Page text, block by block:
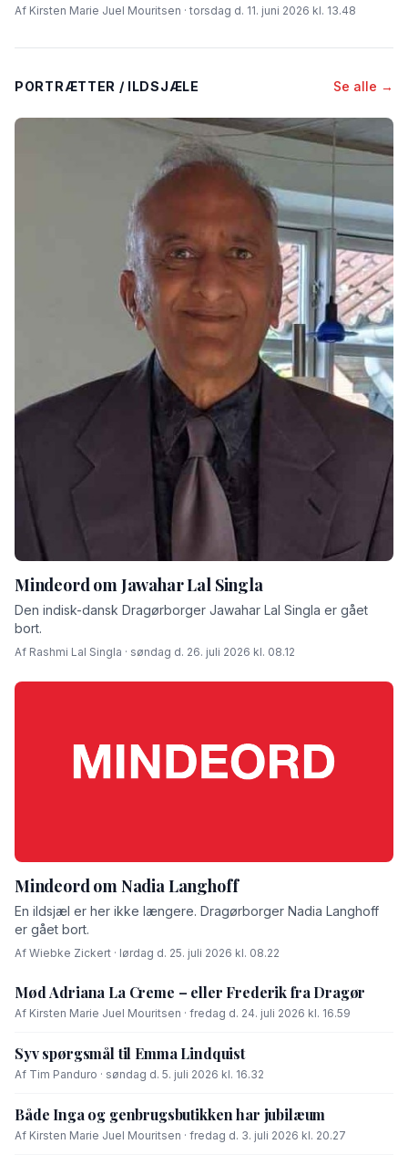
Af Kirsten Marie Juel Mouritsen · torsdag d. 11. juni 2026 kl. 13.48
PORTRÆTTER / ILDSJÆLE Se alle →
Mindeord om Jawahar Lal Singla
Den indisk-dansk Dragørborger Jawahar Lal Singla er gået
bort.
Af Rashmi Lal Singla · søndag d. 26. juli 2026 kl. 08.12
Mindeord om Nadia Langhoff
En ildsjæl er her ikke længere. Dragørborger Nadia Langhoff
er gået bort.
Af Wiebke Zickert · lørdag d. 25. juli 2026 kl. 08.22
Mød Adriana La Creme – eller Frederik fra Dragør
Af Kirsten Marie Juel Mouritsen · fredag d. 24. juli 2026 kl. 16.59
Syv spørgsmål til Emma Lindquist
Af Tim Panduro · søndag d. 5. juli 2026 kl. 16.32
Både Inga og genbrugsbutikken har jubilæum
Af Kirsten Marie Juel Mouritsen · fredag d. 3. juli 2026 kl. 20.27